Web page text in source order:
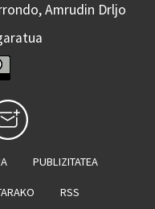
Amrudin Drljo
PUBLIZITATEA
RSS